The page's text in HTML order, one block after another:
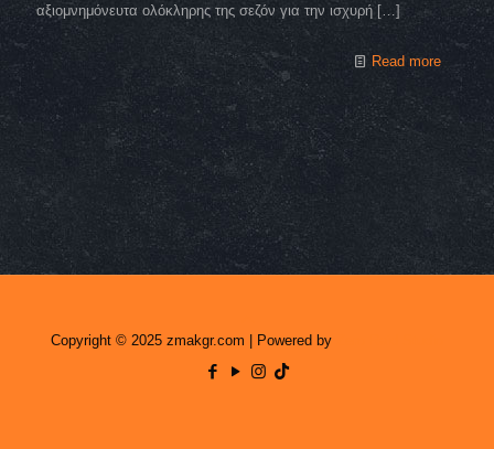
αξιομνημόνευτα ολόκληρης της σεζόν για την ισχυρή […]
Read more
Copyright © 2025 zmakgr.com | Powered by